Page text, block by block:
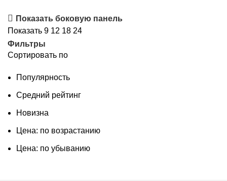
рейтингу
Показать боковую панель
Показать 9 12 18 24
Фильтры
Сортировать по
Популярность
Средний рейтинг
Новизна
Цена: по возрастанию
Цена: по убыванию